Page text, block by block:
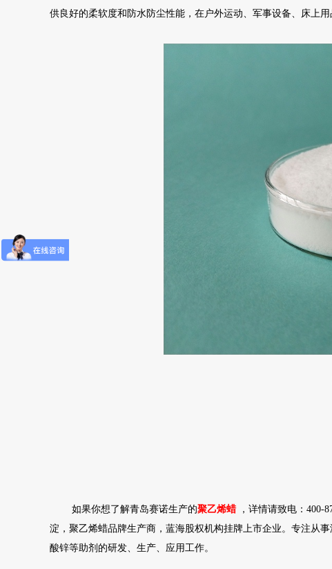
供良好的柔软度和防水防尘性能，在户外运动、军事设备、床上用
如果你想了解青岛赛诺生产的聚乙烯蜡
，详情请致电：400-
淀，聚乙烯蜡品牌生产商，蓝海股权机构挂牌上市企业。专注从
酸锌等助剂的研发、生产、应用工作。